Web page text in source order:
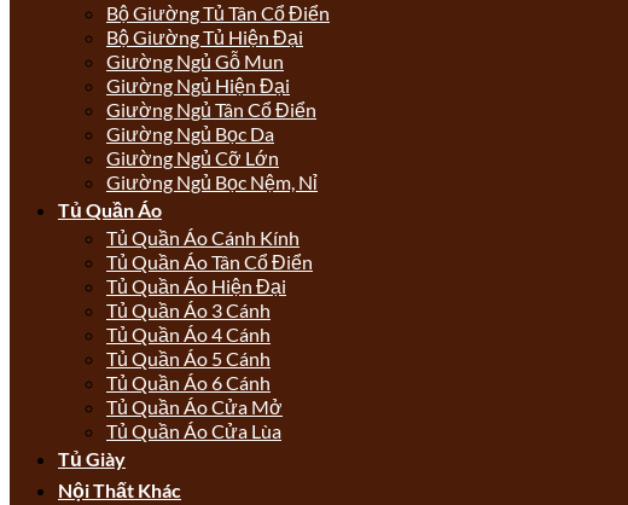
Bộ Giường Tủ Tân Cổ Điển
Bộ Giường Tủ Hiện Đại
Giường Ngủ Gỗ Mun
Giường Ngủ Hiện Đại
Giường Ngủ Tân Cổ Điển
Giường Ngủ Bọc Da
Giường Ngủ Cỡ Lớn
Giường Ngủ Bọc Nệm, Nỉ
Tủ Quần Áo
Tủ Quần Áo Cánh Kính
Tủ Quần Áo Tân Cổ Điển
Tủ Quần Áo Hiện Đại
Tủ Quần Áo 3 Cánh
Tủ Quần Áo 4 Cánh
Tủ Quần Áo 5 Cánh
Tủ Quần Áo 6 Cánh
Tủ Quần Áo Cửa Mở
Tủ Quần Áo Cửa Lùa
Tủ Giày
Nội Thất Khác